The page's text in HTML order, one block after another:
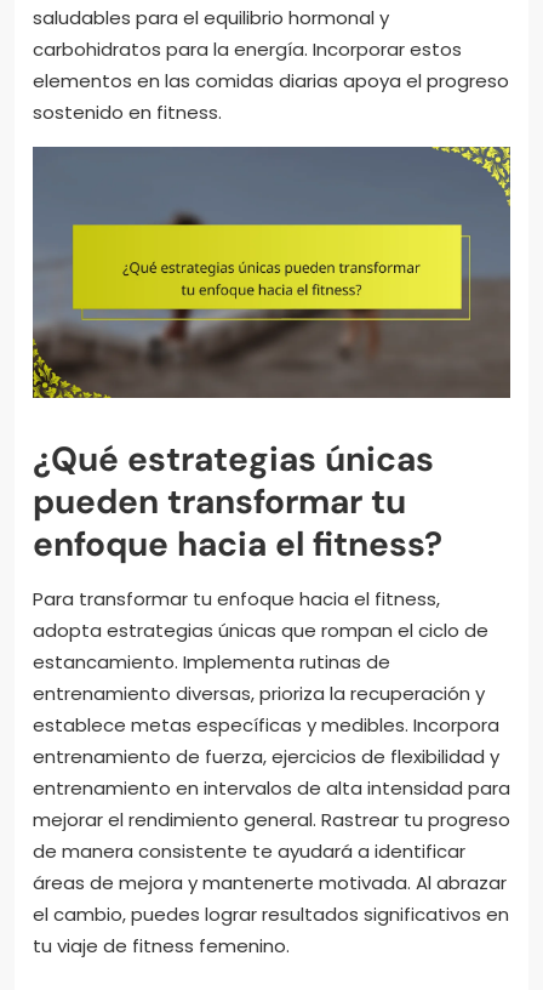
saludables para el equilibrio hormonal y
carbohidratos para la energía. Incorporar estos
elementos en las comidas diarias apoya el progreso
sostenido en fitness.
¿Qué estrategias únicas
pueden transformar tu
enfoque hacia el fitness?
Para transformar tu enfoque hacia el fitness,
adopta estrategias únicas que rompan el ciclo de
estancamiento. Implementa rutinas de
entrenamiento diversas, prioriza la recuperación y
establece metas específicas y medibles. Incorpora
entrenamiento de fuerza, ejercicios de flexibilidad y
entrenamiento en intervalos de alta intensidad para
mejorar el rendimiento general. Rastrear tu progreso
de manera consistente te ayudará a identificar
áreas de mejora y mantenerte motivada. Al abrazar
el cambio, puedes lograr resultados significativos en
tu viaje de fitness femenino.